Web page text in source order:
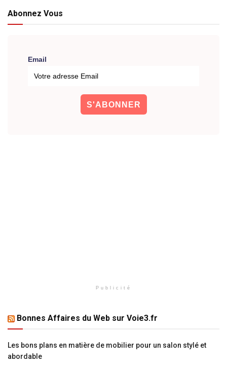
Abonnez Vous
Email
Publicité
Bonnes Affaires du Web sur Voie3.fr
Les bons plans en matière de mobilier pour un salon stylé et
abordable